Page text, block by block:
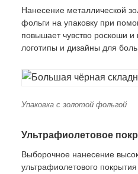
Нанесение металлической
фольги на упаковку при
повышает чувство роскоши
логотипы и дизайны для
Упаковка с золотой фольгой
Ультрафиолетовое
Выборочное нанесение
ультрафиолетового